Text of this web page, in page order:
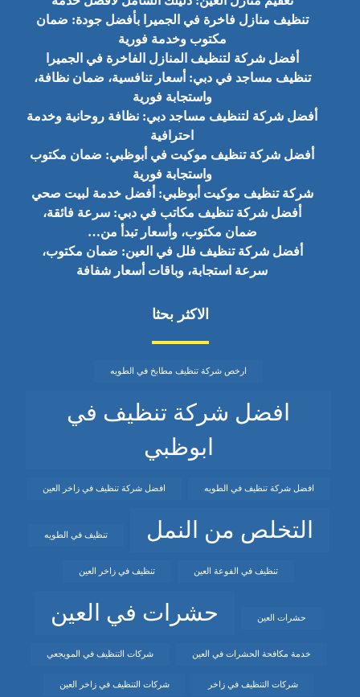
تنظيف منازل فاخرة في الجميرا بأفضل جودة: ضمان
مكتوب وخدمة فورية
أفضل شركة لتنظيف المنازل الفاخرة في الجميرا
تنظيف مساجد في دبي: أسعار تنافسية، ضمان نظافة،
واستجابة فورية
أفضل شركة لتنظيف مساجد دبي: نظافة روحانية وخدمة
احترافية
أفضل شركة تنظيف موكيت في أبوظبي: ضمان مكتوب
واستجابة فورية
شركة تنظيف موكيت أبوظبي: أفضل خدمة لبيت صحي
أفضل شركة تنظيف مكاتب في دبي: سرعة فائقة،
ضمان مكتوب، وأسعار تبدأ من…
أفضل شركة تنظيف فلل في العين: ضمان مكتوب،
سرعة استجابة، وباقات أسعار شفافة
الاكثر بحثا
ارخص شركة تنظيف مطابخ في الطويه
افضل شركة تنظيف في
ابوظبي
افضل شركة تنظيف في الطويه افضل شركة تنظيف في زاخر العين
التخلص من النمل تنظيف في الطويه
تنظيف في الفوعة العين تنظيف في زاخر العين
حشرات العين حشرات في العين
خدمة مكافحة الحشرات في العين شركات التنظيف في المويجعي
شركات التنظيف في زاخر شركات التنظيف في زاخر العين